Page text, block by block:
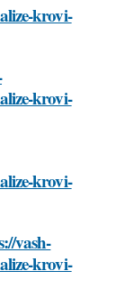
krovi-
krovi-
krovi-
vash-
krovi-